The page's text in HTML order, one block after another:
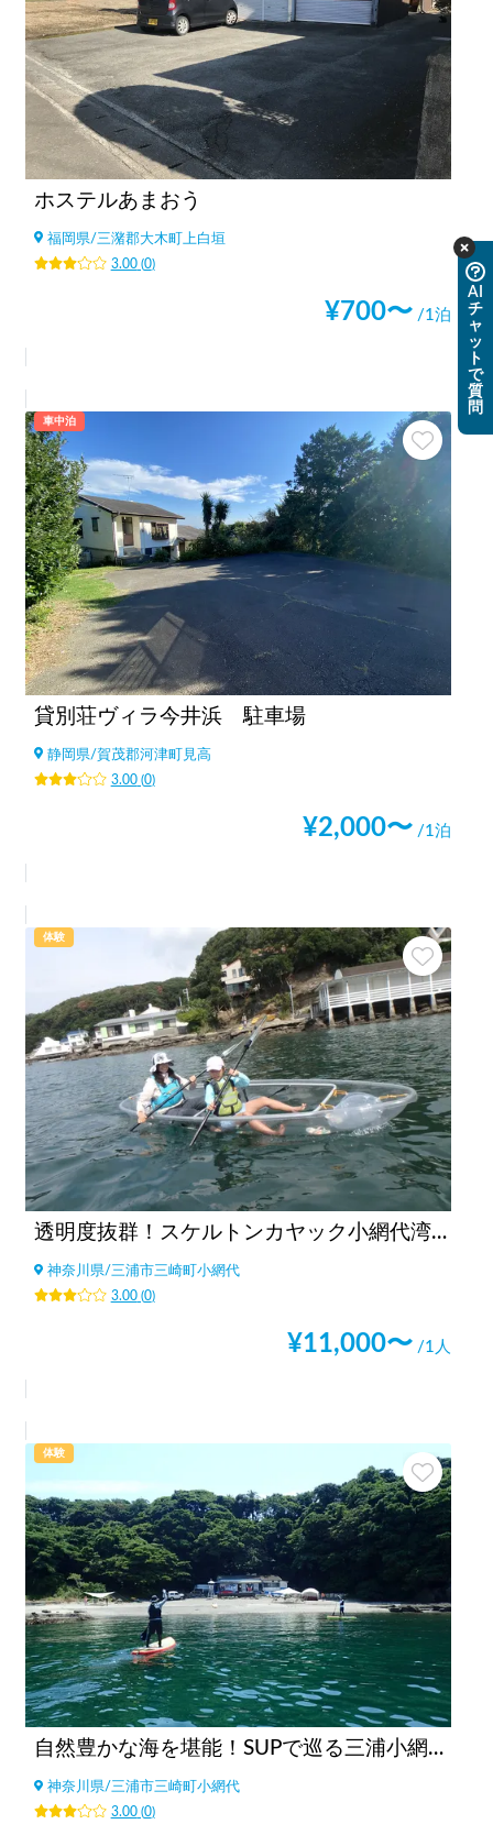
ホステルあまおう
福岡県/三潴郡大木町上白垣
3.00(0)
¥700〜 /1泊
車中泊
貸別荘ヴィラ今井浜 駐車場
静岡県/賀茂郡河津町見高
3.00(0)
¥2,000〜 /1泊
体験
透明度抜群！スケルトンカヤック小網代湾ツアー
神奈川県/ 三浦市三崎町小網代
3.00(0)
¥11,000〜 /1人
体験
自然豊かな海を堪能！SUPで巡る三浦小網代湾ツアー
神奈川県/ 三浦市三崎町小網代
3.00(0)
AI
チ
ャ
ッ
ト
で
質
問